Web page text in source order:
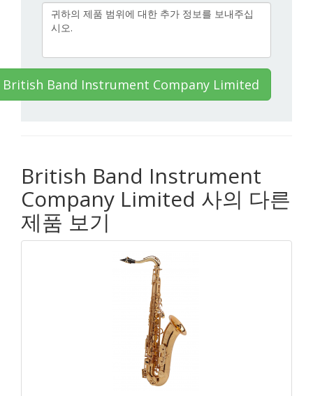
British Band Instrument Company Limited
British Band Instrument
Company Limited 사의 다른
제품 보기